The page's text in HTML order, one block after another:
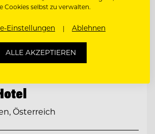
Österreich
Cookies selbst zu verwalten.
Einstellungen Ablehnen
ALLE AKZEPTIEREN